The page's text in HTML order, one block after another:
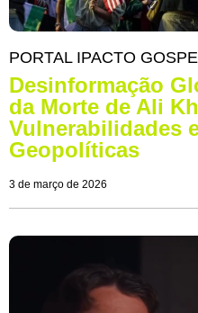
PORTAL IPACTO
Desinformação
da Morte de Ali
Vulnerabilidades
Geopolíticas
3 de março de 2026